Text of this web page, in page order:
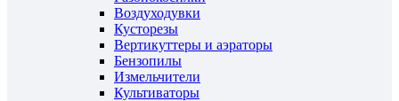
Воздуходувки
Кусторезы
Вертикуттеры и аэраторы
Бензопилы
Измельчители
Культиваторы